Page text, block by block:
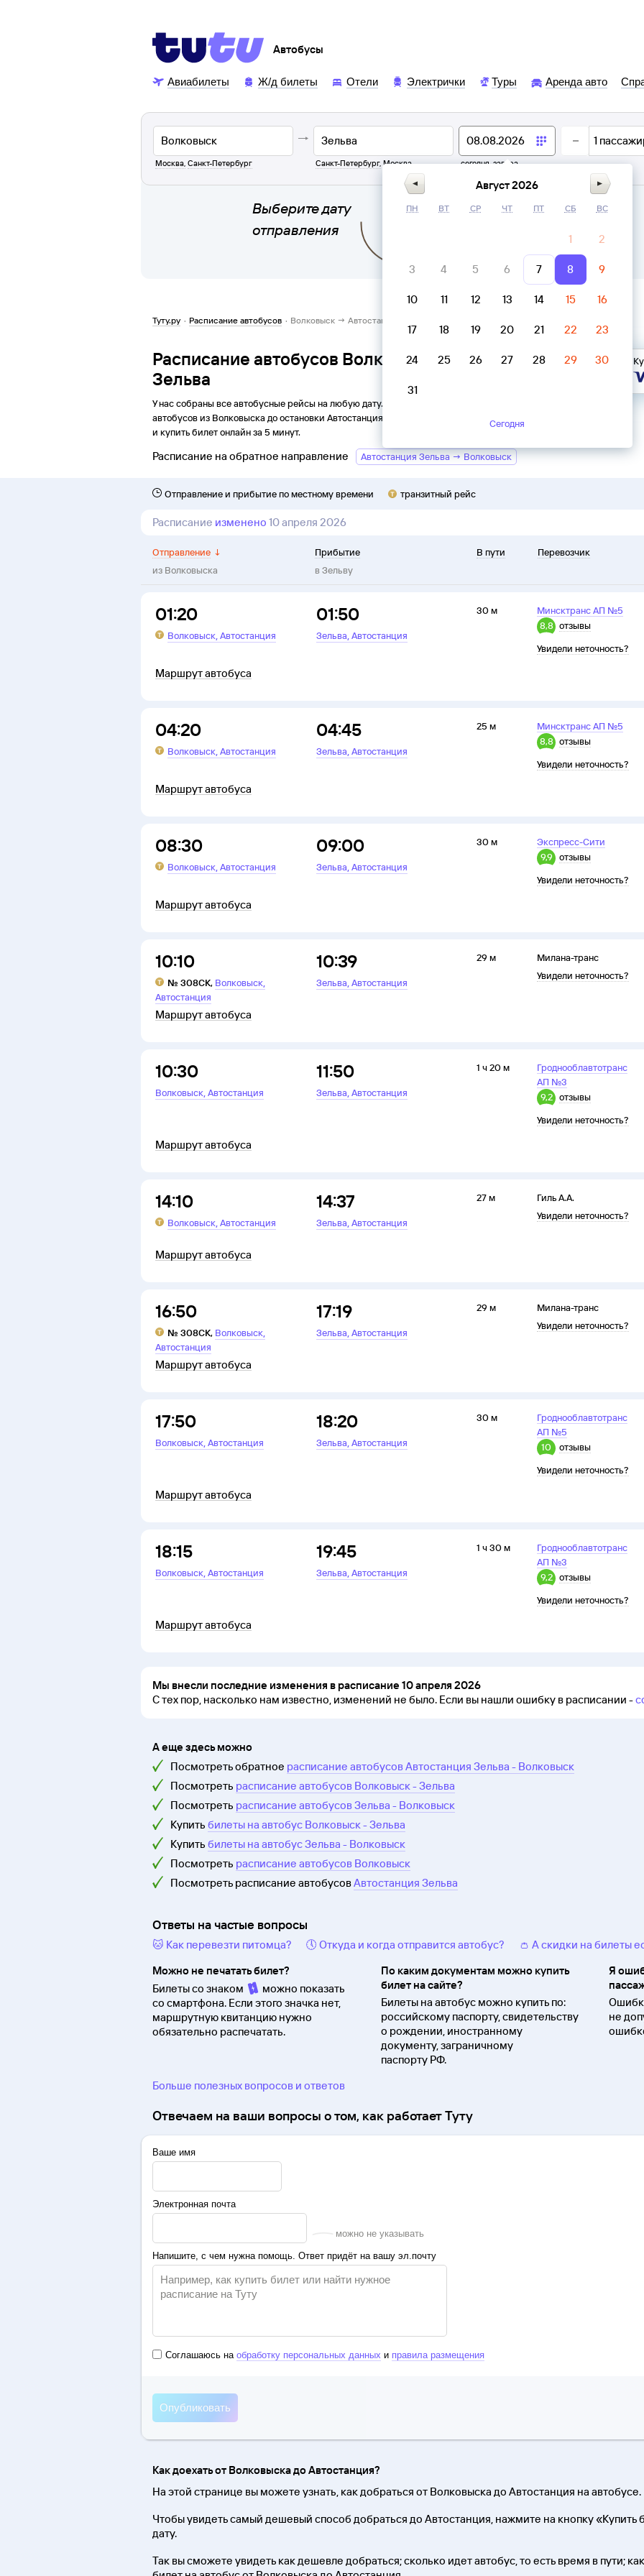
Автобусы
Авиабилеты Ж/д билеты Отели Электрички Туры Аренда авто
Москва, Санкт-Петербург Санкт-Петербург, Москва сегодня, завтра
1
Выберите дату
отправления
Туту.ру · Расписание автобусов · Волковыск → Автостанция Зельва
Расписание автобусов Волковыск → Автостанция
Зельва
У нас собраны все автобусные рейсы на любую дату. Вы можете узнать точное расписание
автобусов из Волковыска доостановки Автостанция
и купить билет онлайн за 5 минут.
Расписание на обратное направление Автостанция Зельва → Волковыск
Отправление и прибытие по местному времени транзитный рейс
Расписание изменено 10 апреля 2026
Отправление ↓
из Волковыска
Прибытие
в Зельву
В пути Перевозчик
01:20
Волковыск,Автостанция
01:50
Зельва,Автостанция
30 м
Минсктранс АП №5
8,8 отзывы
Увидели неточность?
Маршрут автобуса
04:20
Волковыск,Автостанция
04:45
Зельва,Автостанция
25 м
Минсктранс АП №5
8,8 отзывы
Увидели неточность?
Маршрут автобуса
08:30
Волковыск,Автостанция
09:00
Зельва,Автостанция
30 м
Экспресс-Сити
9,9
отзывы
Увидели неточность?
Маршрут автобуса
10:10
№ 308СК, Волковыск,
Автостанция
10:39
Зельва,Автостанция
29 м
Милана-транс
Увидели неточность?
Маршрут автобуса
10:30
Волковыск,Автостанция
11:50
Зельва,Автостанция
1 ч 20 м
Гроднооблавтотранс
АП №3
9,2 отзывы
Увидели неточность?
Маршрут автобуса
14:10
Волковыск,Автостанция
14:37
Зельва,Автостанция
27 м
Гиль А.А.
Увидели неточность?
Маршрут автобуса
16:50
№ 308СК, Волковыск,
Автостанция
17:19
Зельва,Автостанция
29 м
Милана-транс
Увидели неточность?
Маршрут автобуса
17:50
Волковыск,Автостанция
18:20
Зельва,Автостанция
30 м
Гроднооблавтотранс
АП №5
10
отзывы
Увидели неточность?
Маршрут автобуса
18:15
Волковыск,Автостанция
19:45
Зельва,Автостанция
1 ч 30 м
Гроднооблавтотранс
АП №3
9,2 отзывы
Увидели неточность?
Маршрут автобуса
Мы внесли последние изменения в расписание 10 апреля 2026
С тех пор, насколько нам известно, изменений не было. Если вы нашли ошибку в расписании -
А еще здесь можно
Посмотреть обратное расписание автобусов Автостанция Зельва - Волковыск
Посмотреть расписание автобусов Волковыск - Зельва
Посмотреть расписание автобусов Зельва - Волковыск
Купить билеты на автобус Волковыск - Зельва
Купить билеты на автобус Зельва - Волковыск
Посмотреть расписание автобусов Волковыск
Посмотреть расписание автобусовАвтостанция Зельва
Ответы на частые вопросы
🐱 Как перевезти питомца? 🕔 Откуда и когда отправится автобус?
👛 А скидки на билеты
Можно не печатать билет?
Билеты со знаком
можно показать
со смартфона. Если этого значка нет,
маршрутную квитанцию нужно
обязательно распечатать.
По каким документам можно купить
билет на сайте?
Билеты на автобус можно купить по:
российскому паспорту, свидетельству
о рождении, иностранному
документу, заграничному
паспорту РФ.
Я
не
Больше полезных вопросов и ответов
Отвечаем на ваши вопросы о том, как работает Туту
Ваше имя
Электронная почта
можно не указывать
Напишите, с чем нужна помощь. Ответ придёт на вашу эл.почту
Соглашаюсь на обработку персональных данных и правила размещения
Как доехать от Волковыска до Автостанция?
На этой странице вы можете узнать, как добраться от Волковыска до Автостанция на автобусе.
Чтобы увидеть самый дешевый способ добраться до Автостанция, нажмите на кнопку
дату.
Так вы сможете увидеть как дешевле добраться; сколько идет автобус, то есть время в пути;
Август 2026
ПН ВТ СР ЧТ ПТ СБ ВС
1 2
3 4 5 6 7 8 9
10 11 12 13 14 15 16
17 18 19 20 21 22 23
24 25 26 27 28 29 30
31
Сегодня